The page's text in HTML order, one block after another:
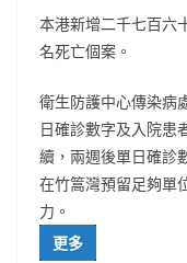
本港新增二千七百六
名死亡個案。
衛生防護中心傳染病
日確診數字及入院患
續，兩週後單日確診
在竹篙灣預留足夠單
力。
更多